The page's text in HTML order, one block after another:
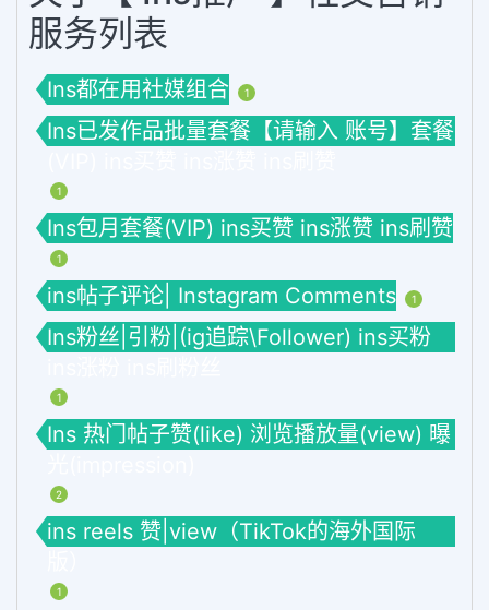
服务列表
Ins都在用社媒组合 1
Ins已发作品批量套餐【请输入 账号】套餐
1
Ins包月套餐(VIP) ins买赞 ins涨赞 ins刷赞
1
ins帖子评论| Instagram Comments 1
Ins粉丝|引粉|(ig追踪\Follower) ins买粉
1
Ins 热门帖子赞(like) 浏览播放量(view) 曝
2
ins reels 赞|view（TikTok的海外国际
1